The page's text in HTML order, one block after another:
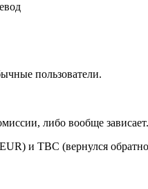
пользователи.
либо вообще зависает.
и TBC (вернулся